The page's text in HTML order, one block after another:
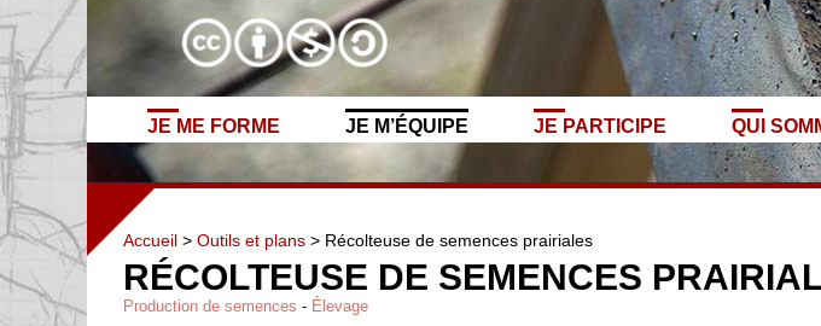
JE ME FORME JE M’ÉQUIPE JE PARTICIPE QUI
Accueil > Outils et plans > Récolteuse de semences prairiales
RÉCOLTEUSE DE SEMENCES
Production de semences - Élevage